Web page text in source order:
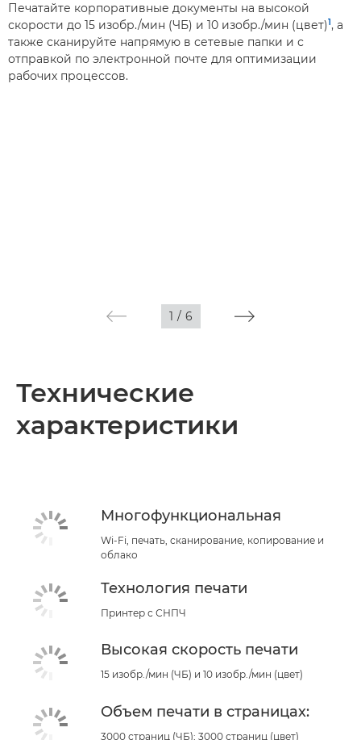
Печатайте корпоративные документы на высокой
скорости до 15 изобр./мин (ЧБ) и 10 изобр./мин (цвет)1, а
также сканируйте напрямую в сетевые папки и с
отправкой по электронной почте для оптимизации
рабочих процессов.
1 / 6
Технические
характеристики
Многофункциональная
Wi-Fi, печать, сканирование, копирование и
облако
Технология печати
Принтер с СНПЧ
Высокая скорость печати
15 изобр./мин (ЧБ) и 10 изобр./мин (цвет)
Объем печати в страницах:
3000 страниц (ЧБ); 3000 страниц (цвет)